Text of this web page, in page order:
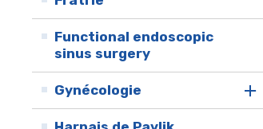
Functional endoscopic
sinus surgery
Gynécologie